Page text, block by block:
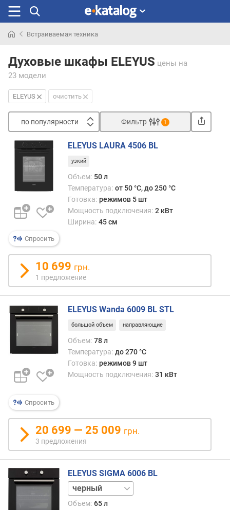
раньше
Встраиваемая техника
Духовые шкафы ELEYUS цены на
23 модели
ELEYUS очистить
по популярности
п
о
о
у
л
р
н
с
о
т
е
ш
е
в
х
к
д
о
р
о
и
м
Фильтр 1
Спросить
ELEYUS LAURA 4506 BL
узкий
Объем: 50 л
Температура: от 50 °C, до 250 °C
Готовка: режимов 5 шт
Мощность подключения: 2 кВт
Ширина: 45 см
10 699 грн.
1 предложение
Спросить
ELEYUS Wanda 6009 BL STL
большой объем направляющие
Объем: 78 л
Температура: до 270 °C
Готовка: режимов 9 шт
Мощность подключения: 31 кВт
20 699 — 25 009 грн.
3 предложения
ELEYUS SIGMA 6006 BL
нержавейка
Объем: 65 л